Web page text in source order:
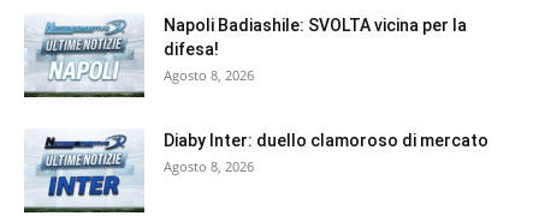
Napoli Badiashile: SVOLTA vicina per la
difesa!
Agosto 8, 2026
Diaby Inter: duello clamoroso di mercato
Agosto 8, 2026